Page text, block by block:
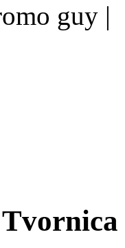
guy |